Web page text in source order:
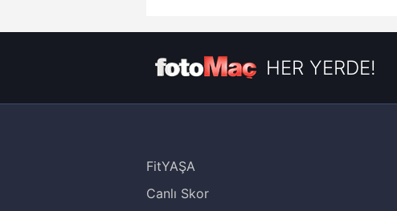
HER YERDE!
FitYAŞA
Canlı Skor